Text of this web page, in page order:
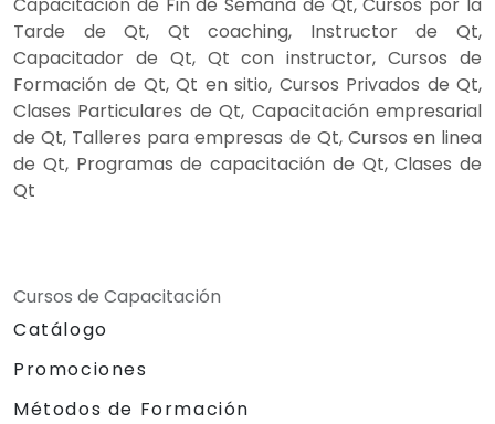
Tarde de Qt, Qt coaching, Instructor de Qt,
Capacitador de Qt, Qt con instructor, Cursos de
Formación de Qt, Qt en sitio, Cursos Privados de Qt,
Clases Particulares de Qt, Capacitación empresarial
de Qt, Talleres para empresas de Qt, Cursos en linea
de Qt, Programas de capacitación de Qt, Clases de
Qt
Cursos de Capacitación
Catálogo
Promociones
Métodos de Formación